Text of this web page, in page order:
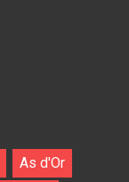
As d'Or